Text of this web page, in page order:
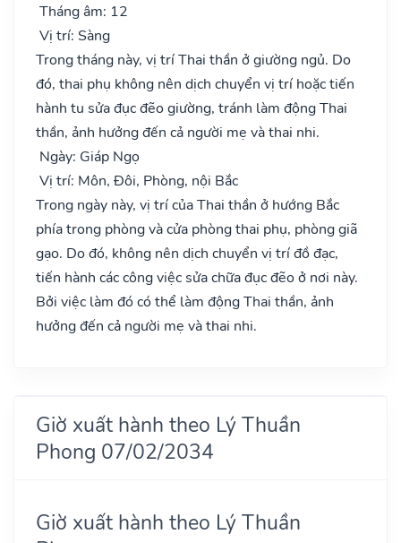
Tháng âm: 12
Vị trí: Sàng
Trong tháng này, vị trí Thai thần ở giường ngủ. Do
đó, thai phụ không nên dịch chuyển vị trí hoặc tiến
hành tu sửa đục đẽo giường, tránh làm động Thai
thần, ảnh hưởng đến cả người mẹ và thai nhi.
Ngày: Giáp Ngọ
Vị trí: Môn, Đôi, Phòng, nội Bắc
Trong ngày này, vị trí của Thai thần ở hướng Bắc
phía trong phòng và cửa phòng thai phụ, phòng giã
gạo. Do đó, không nên dịch chuyển vị trí đồ đạc,
tiến hành các công việc sửa chữa đục đẽo ở nơi này.
Bởi việc làm đó có thể làm động Thai thần, ảnh
hưởng đến cả người mẹ và thai nhi.
Giờ xuất hành theo Lý Thuần
Phong 07/02/2034
Giờ xuất hành theo Lý Thuần